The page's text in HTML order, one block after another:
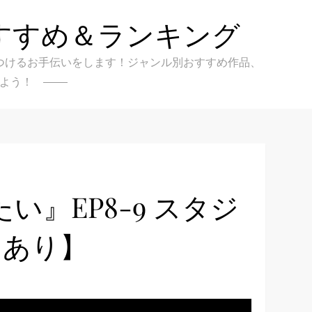
すめ＆ランキング
るお手伝いをします！ジャンル別おすすめ作品、
う！
い』EP8-9 スタジ
り】